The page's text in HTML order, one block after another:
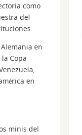
como
del
en
Copa
en
minis del